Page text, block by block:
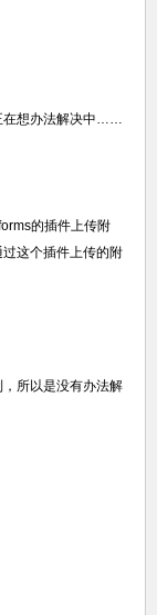
在想办法解决中……
的插件上传附
这个插件上传的附
所以是没有办法解